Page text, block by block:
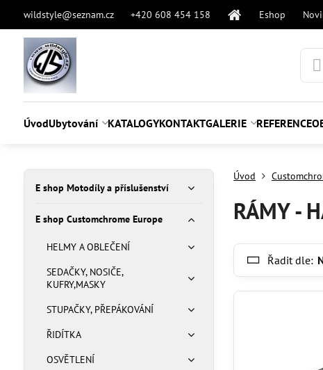
wildstyle@seznam.cz +420 608 454 158 Eshop
ÚvodUbytování KATALOGYKONTAKTGALERIE REFERENCE
Úvod
RÁMY -
Řadit dle:
E shop Motodíly a příslušenství
E shop Customchrome Europe
HELMY A OBLEČENÍ
SEDAČKY, NOSIČE,
KUFRY,MASKY
STUPAČKY, PŘEPÁKOVÁNÍ
ŘIDÍTKA
OSVĚTLENÍ